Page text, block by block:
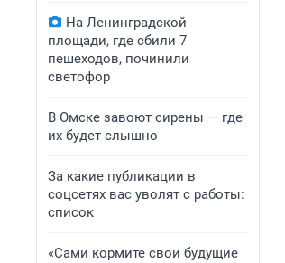
На Ленинградской
площади, где сбили 7
пешеходов, починили
светофор
В Омске завоют сирены — где
их будет слышно
За какие публикации в
соцсетях вас уволят с работы:
список
«Сами кормите свои будущие